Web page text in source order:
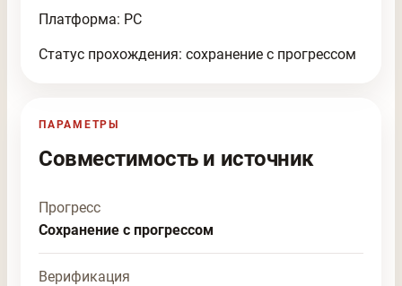
Платформа: PC
Статус прохождения: сохранение с прогрессом
ПАРАМЕТРЫ
Совместимость и источник
Прогресс
Сохранение с прогрессом
Верификация